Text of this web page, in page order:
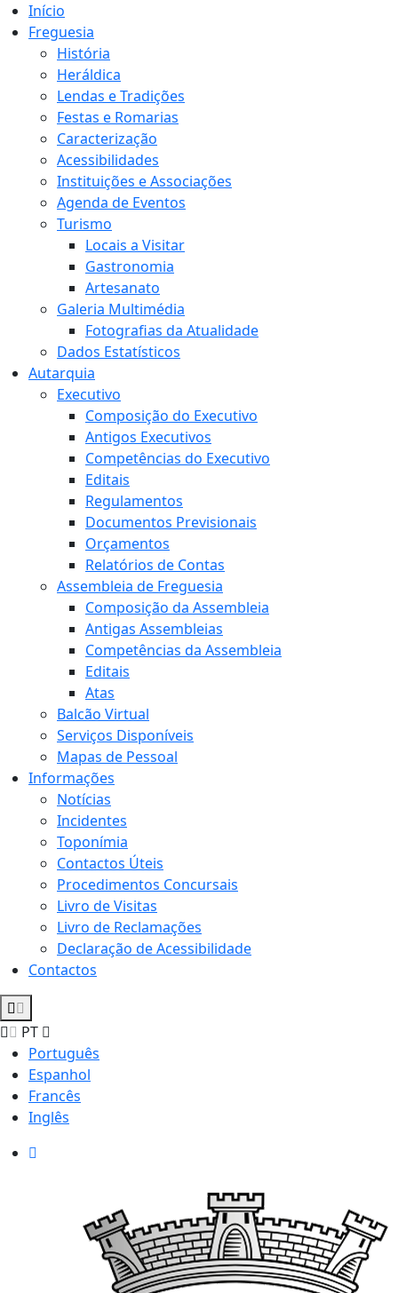
Início
Freguesia
História
Heráldica
Lendas e Tradições
Festas e Romarias
Caracterização
Acessibilidades
Instituições e Associações
Agenda de Eventos
Turismo
Locais a Visitar
Gastronomia
Artesanato
Galeria Multimédia
Fotografias da Atualidade
Dados Estatísticos
Autarquia
Executivo
Composição do Executivo
Antigos Executivos
Competências do Executivo
Editais
Regulamentos
Documentos Previsionais
Orçamentos
Relatórios de Contas
Assembleia de Freguesia
Composição da Assembleia
Antigas Assembleias
Competências da Assembleia
Editais
Atas
Balcão Virtual
Serviços Disponíveis
Mapas de Pessoal
Informações
Notícias
Incidentes
Toponímia
Contactos Úteis
Procedimentos Concursais
Livro de Visitas
Livro de Reclamações
Declaração de Acessibilidade
Contactos
PT
Português
Espanhol
Francês
Inglês